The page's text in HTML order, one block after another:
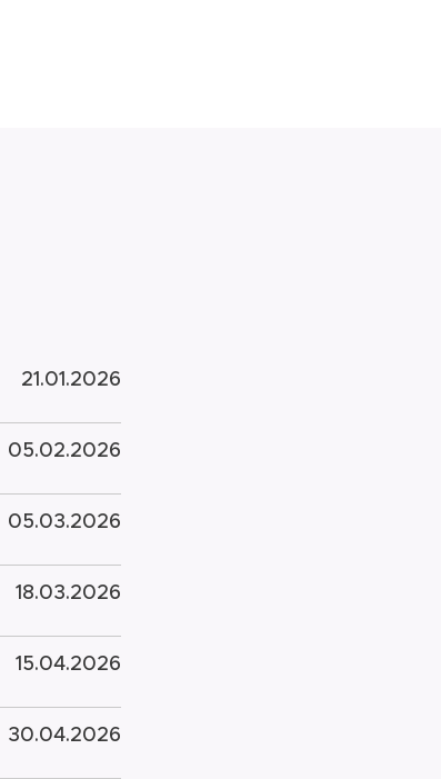
21.01.2026
05.02.2026
05.03.2026
18.03.2026
15.04.2026
30.04.2026